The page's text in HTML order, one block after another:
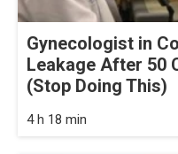
Gynecologist in
Leakage After 50
(Stop Doing This)
4 h 18 min